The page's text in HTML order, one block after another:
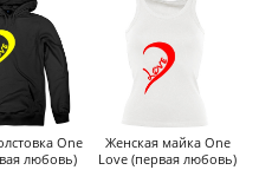
One
любовь)
Женская майка One
Love (первая любовь)